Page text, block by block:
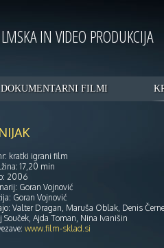
IN VIDEO PRODUKCIJA
DOKUMENTARNI FILMI
kratki igrani film
17,20 min
2006
Goran Vojnović
Goran Vojnović
Valter Dragan, Maruša Oblak, Denis
Souček, Ajda Toman, Nina Ivanišin
www.film-sklad.si